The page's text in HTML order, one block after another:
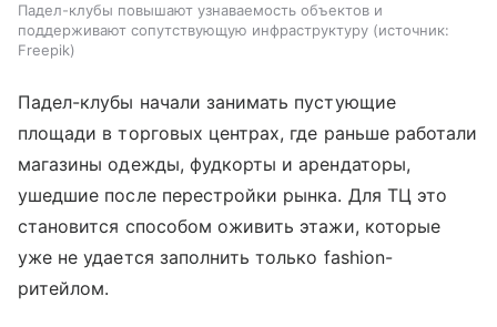
Падел-клубы повышают узнаваемость объектов и
поддерживают сопутствующую инфраструктуру
источник:
Freepik
Падел-клубы начали занимать пустующие
площади в торговых центрах, где раньше работали
магазины одежды, фудкорты и арендаторы,
ушедшие после перестройки рынка. Для ТЦ это
становится способом оживить этажи, которые
уже не удается заполнить только fashion-
ритейлом.